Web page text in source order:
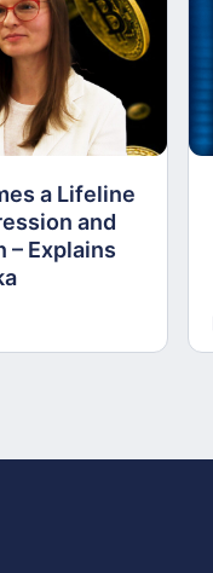
a Lifeline
and
– Explains